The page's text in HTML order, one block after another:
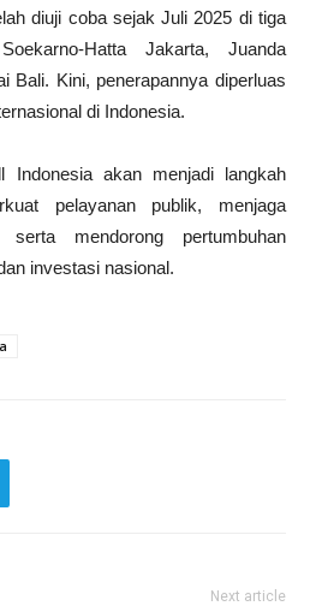
diuji coba sejak Juli 2025 di tiga
Hatta Jakarta, Juanda
Bali. Kini, penerapannya diperluas
di Indonesia.
Indonesia akan menjadi langkah
pelayanan publik, menjaga
serta mendorong pertumbuhan
investasi nasional.
Next article